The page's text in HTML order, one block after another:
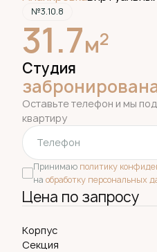
№3.10.8
31.7м2
Студия
Оставьте телефон и мы
квартиру
Принимаю политику
на обработку персональных
Цена по запросу
Корпус
Секция